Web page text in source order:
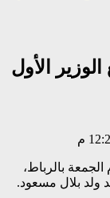
الأول
بالرباط،
ولد بلال مسعود.